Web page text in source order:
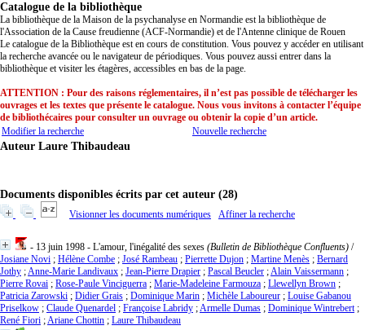
Catalogue de la bibliothèque
La bibliothèque de la Maison de la psychanalyse en Normandie est la bibliothèque de
l'Association de la Cause freudienne (ACF-Normandie) et de l'Antenne clinique de Rouen
Le catalogue de la Bibliothèque est en cours de constitution. Vous pouvez y accéder en utilisant
la recherche avancée ou le navigateur de périodiques. Vous pouvez aussi entrer dans la
bibliothèque et visiter les étagères, accessibles en bas de la page.
ATTENTION : Pour des raisons réglementaires, il n’est pas possible de télécharger les
ouvrages et les textes que présente le catalogue. Nous vous invitons à contacter l’équipe
de bibliothécaires pour consulter un ouvrage ou obtenir la copie d’un article.
Modifier la recherche
Nouvelle recherche
Auteur Laure Thibaudeau
Documents disponibles écrits par cet auteur (28)
Visionner les documents numériques Affiner la recherche
- 13 juin 1998 - L'amour, l'inégalité des sexes (Bulletin de Bibliothèque Confluents) /
Josiane Novi ; Hélène Combe ; José Rambeau ; Pierrette Dujon ; Martine Menès ; Bernard
Jothy ;Anne-Marie Landivaux ; Jean-Pierre Drapier ; Pascal Beucler ;Alain Vaissermann ;
Pierre Rovai ; Rose-Paule Vinciguerra ; Marie-Madeleine Farmouza ; Llewellyn Brown ;
Patricia Zarowski ; Didier Grais ; Dominique Marin ; Michèle Laboureur ; Louise Gabanou
Priselkow ; Claude Quenardel ; Françoise Labridy ;Armelle Dumas ; Dominique Wintrebert;
René Fiori ;Ariane Chottin ; Laure Thibaudeau